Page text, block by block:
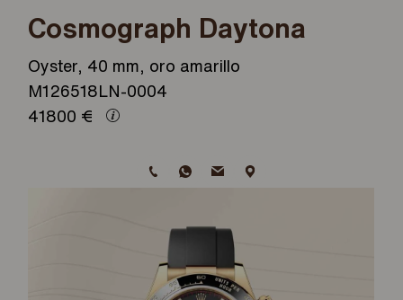
Cosmograph Daytona
Oyster, 40 mm, oro amarillo
M126518LN-0004
41800 €